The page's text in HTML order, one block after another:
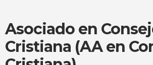
Asociado en
Cristiana (AA en